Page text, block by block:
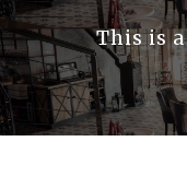
This is